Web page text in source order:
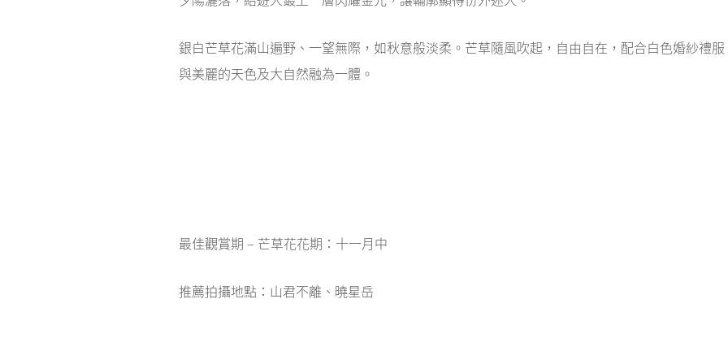
銀白芒草花滿山遍野、一望無際，如秋意般淡柔。芒草隨風吹起，自由自在，配合白色婚紗禮
與美麗的天色及大自然融為一體。
最佳觀賞期 – 芒草花花期：十一月中
推薦拍攝地點：山君不離、曉星岳